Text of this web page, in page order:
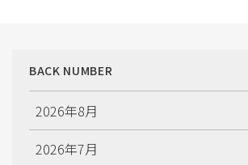
BACK NUMBER
2026年8月
2026年7月